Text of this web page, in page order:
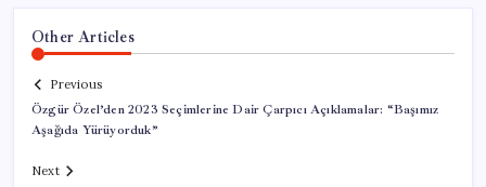
Other Articles
Previous
Özgür Özel’den 2023 Seçimlerine Dair Çarpıcı Açıklamalar: “Başımız
Aşağıda Yürüyorduk”
Next